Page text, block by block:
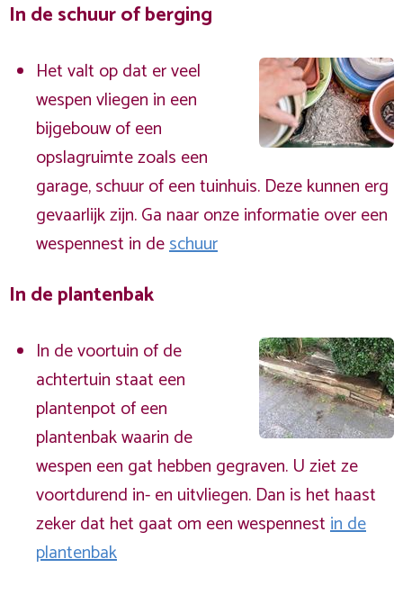
In de schuur of berging
Het valt op dat er veel
wespen vliegen in een
bijgebouw of een
opslagruimte zoals een
garage, schuur of een tuinhuis. Deze kunnen erg
gevaarlijk zijn. Ga naar onze informatie over een
wespennest in deschuur
In de plantenbak
In de voortuin of de
achtertuin staat een
plantenpot of een
plantenbak waarin de
wespen een gat hebben gegraven. U ziet ze
voortdurend in- en uitvliegen. Dan is het haast
zeker dat het gaat om een wespennestin de
plantenbak